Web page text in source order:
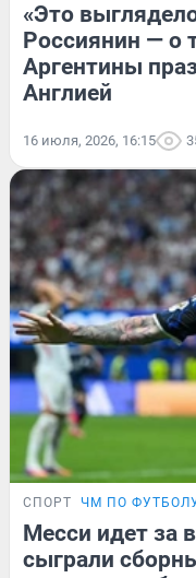
«Это
Россиянин — о
Аргентины
Англией
16 июля, 2026, 16:15
СПОРТ ЧМ ПО
Месси идет за
сыграли